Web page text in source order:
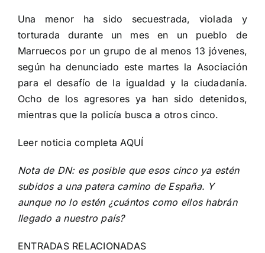
Una menor ha sido secuestrada, violada y
torturada durante un mes en un pueblo de
Marruecos por un grupo de al menos 13 jóvenes,
según ha denunciado este martes la Asociación
para el desafío de la igualdad y la ciudadanía.
Ocho de los agresores ya han sido detenidos,
mientras que la policía busca a otros cinco.
Leer noticia completaAQUÍ
Nota de DN: es posible que esos cinco ya estén
subidos a una patera camino de España. Y
aunque no lo estén ¿cuántos como ellos habrán
llegado a nuestro país?
ENTRADAS RELACIONADAS